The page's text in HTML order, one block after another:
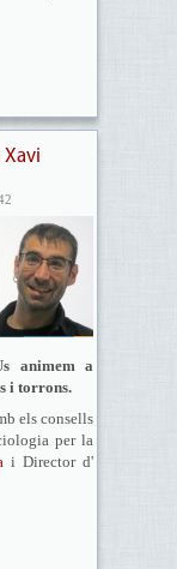
Xavi
animem a
i torrons.
els consells
per la
i Director d'